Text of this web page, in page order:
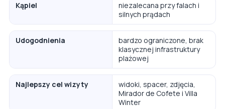
Kąpiel
niezalecana przy falach i
silnych prądach
Udogodnienia
bardzo ograniczone, brak
klasycznej infrastruktury
plażowej
Najlepszy cel wizyty
widoki, spacer, zdjęcia,
Mirador de Cofete i Villa
Winter